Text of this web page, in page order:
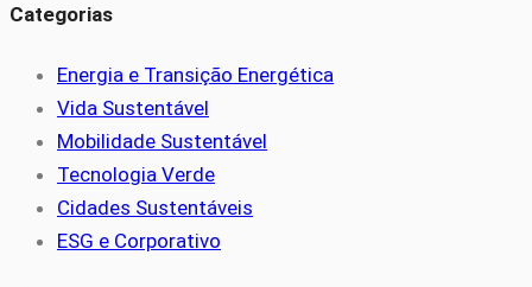
Categorias
Energia e Transição Energética
Vida Sustentável
Mobilidade Sustentável
Tecnologia Verde
Cidades Sustentáveis
ESG e Corporativo